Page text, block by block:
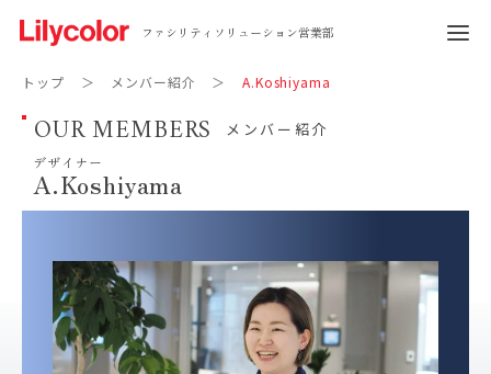
ファシリティソリューション営業部
トップ メンバー紹介 A.Koshiyama
OUR MEMBERS メンバー紹介
デザイナー
A.Koshiyama